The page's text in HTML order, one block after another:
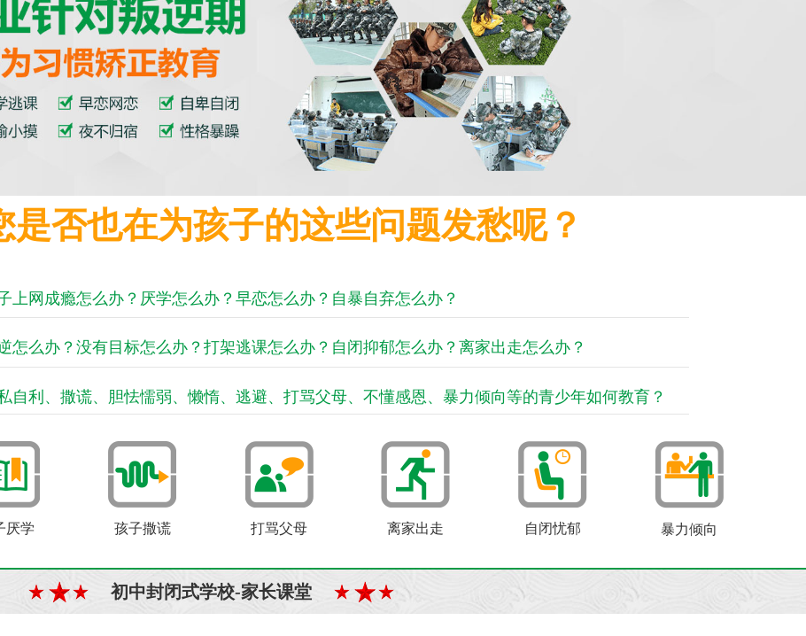
是否也在为孩子的这些问题发愁呢？
上网成瘾怎么办？厌学怎么办？早恋怎么办？自暴自弃怎么办？
怎么办？没有目标怎么办？打架逃课怎么办？自闭抑郁怎么办？离家出走怎么办？
自利、撒谎、胆怯懦弱、懒惰、逃避、打骂父母、不懂感恩、暴力倾向等的青少年如何教育？
厌学 孩子撒谎 打骂父母 离家出走 自闭忧郁 暴力倾向
初中封闭式学校-家长课堂